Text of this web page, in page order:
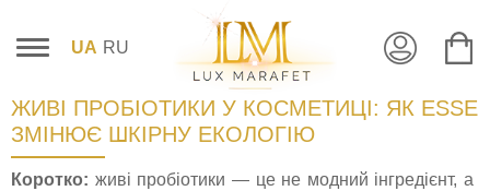
UA RU
ЖИВІ ПРОБІОТИКИ У КОСМЕТИЦІ: ЯК ESSE
ЗМІНЮЄ ШКІРНУ ЕКОЛОГІЮ
Коротко: живі пробіотики — це не модний інгредієнт, а